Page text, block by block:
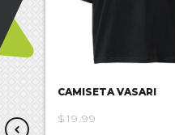
CAMISETA VASARI
$19.99